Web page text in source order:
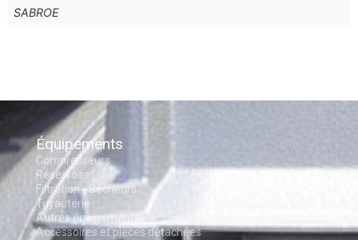
SABROE
Équipements
Compresseurs
Réservoirs
Filtration - Sécheurs
Tuyauterie
Autres équipements
Accessoires et pièces détachées